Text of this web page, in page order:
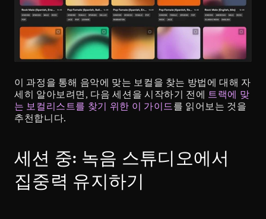
이 과정을 통해 음악에 맞는 보컬을 찾는 방법에 대해 자
세히 알아보려면, 다음 세션을 시작하기 전에 트랙에 맞
는 보컬리스트를 찾기 위한 이 가이드를 읽어보는 것을
추천합니다.
세션 중: 녹음 스튜디오에서
집중력 유지하기